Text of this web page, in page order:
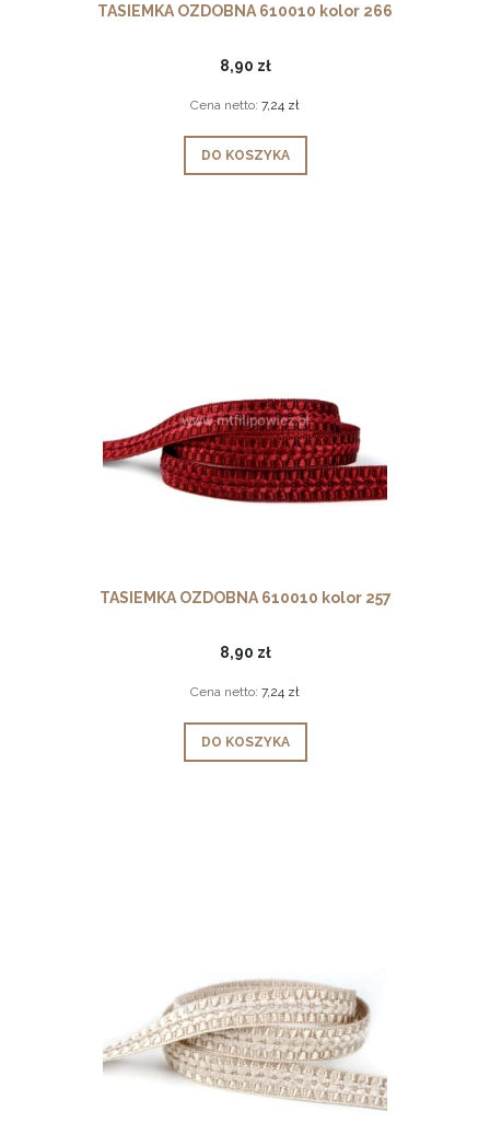
TASIEMKA OZDOBNA 610010 kolor 266
8,90 zł
Cena netto: 7,24 zł
DO KOSZYKA
TASIEMKA OZDOBNA 610010 kolor 257
8,90 zł
Cena netto: 7,24 zł
DO KOSZYKA